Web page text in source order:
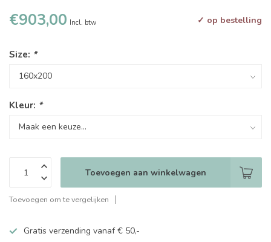
€903,00 Incl. btw ✓ op bestelling
Size: *
Kleur: *
Toevoegen aan winkelwagen
Toevoegen om te vergelijken
Gratis verzending vanaf € 50,-